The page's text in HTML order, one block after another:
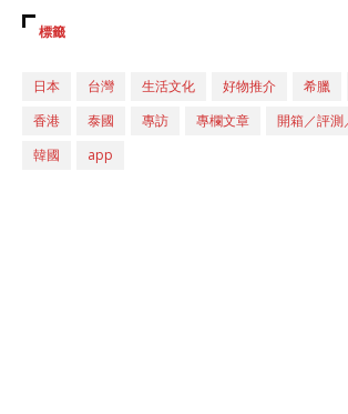
標籤
日本 台灣 生活文化 好物推介 希臘
香港
泰國 專訪 專欄文章 開箱／評測
韓國
app